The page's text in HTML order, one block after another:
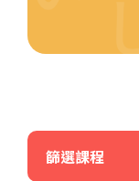
篩選課程